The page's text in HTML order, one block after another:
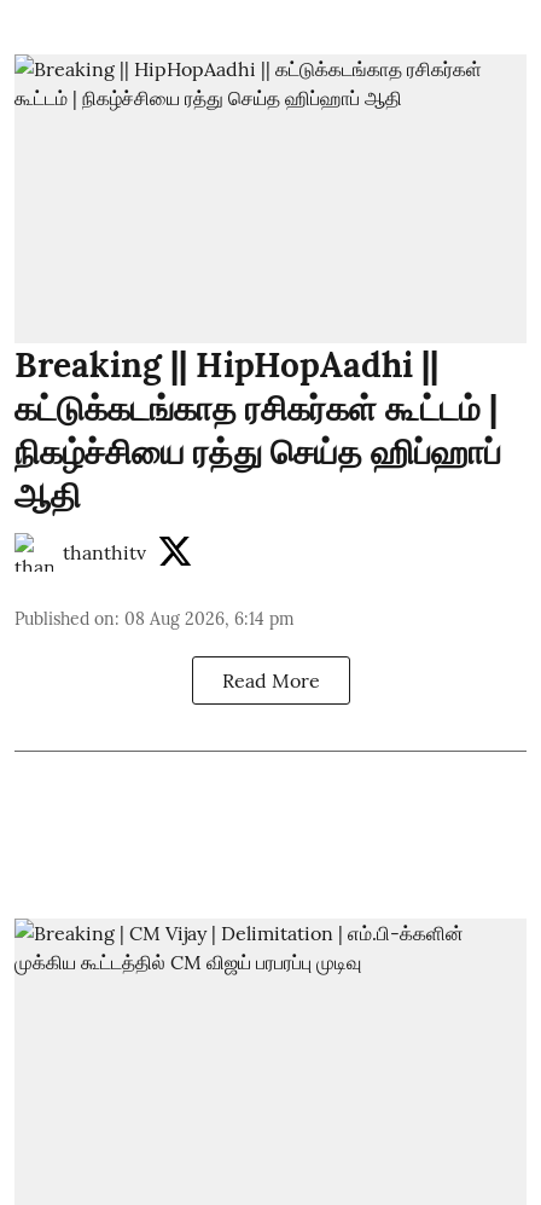
Breaking || HipHopAadhi ||
கட்டுக்கடங்காத ரசிகர்கள் கூட்டம் |
நிகழ்ச்சியை ரத்து செய்த ஹிப்ஹாப்
ஆதி
thanthitv
Published on: 08 Aug 2026, 6:14 pm
Read More